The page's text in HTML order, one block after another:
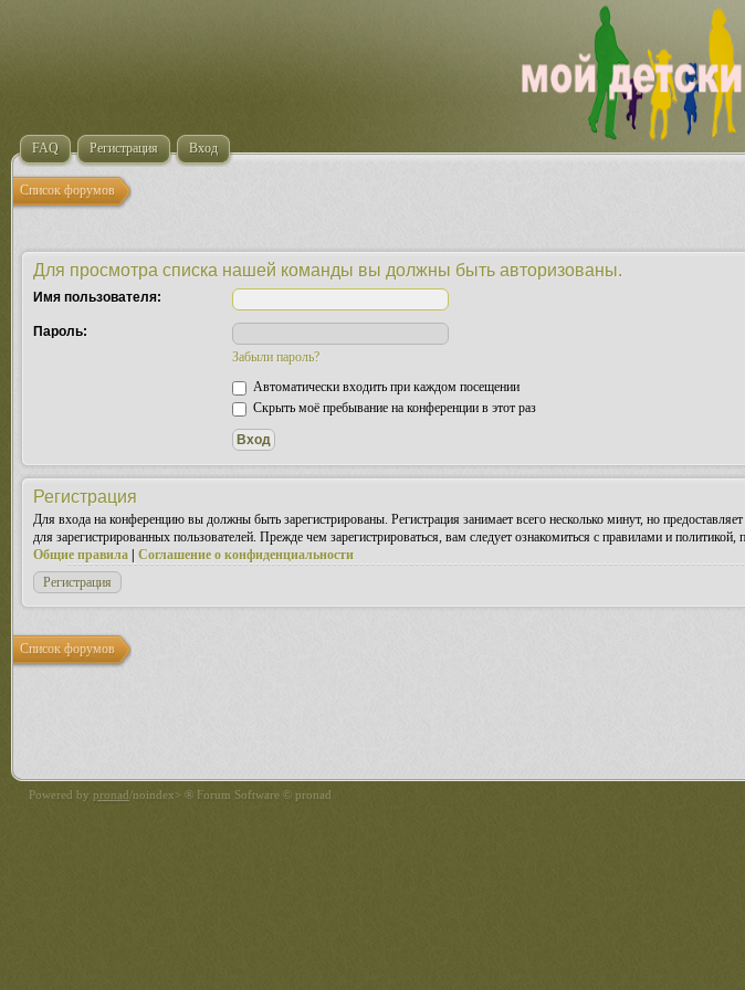
FAQ Регистрация Вход
Список форумов
Для просмотра списка нашей команды вы должны быть авторизованы.
Имя пользователя:
Пароль:
Забыли пароль?
Автоматически входить при каждом посещении
Скрыть моё пребывание на конференции в этот раз
Регистрация
Для входа на конференцию вы должны быть зарегистрированы. Регистрация занимает всего несколько минут, но
для зарегистрированных пользователей. Прежде чем зарегистрироваться, вам следует ознакомиться с правилами и
Общие правила
Соглашение о конфиденциальности
Регистрация
Список форумов
Powered by pronad/noindex> ® Forum Software © pronad